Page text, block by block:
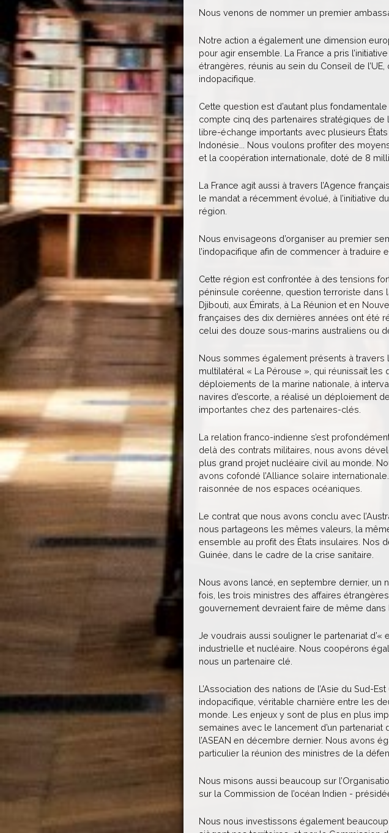
Nous venons de nommer un premier
Notre action a également une dimension
pour agir ensemble. La France a pris
étrangères, réunis au sein du Conseil de
indopacifique.
Cette question est d’autant plus
compte cinq des partenaires stratégiques de
libre-échange importants avec plusieurs
Indonésie... Nous voulons profiter des
et la coopération internationale, doté de 8
La France agit aussi à travers l’Agence
le mandat a récemment évolué, à l’initiative
région.
Nous envisageons d’organiser au premier
l’indopacifique afin de commencer à traduire
Cette région est confrontée à des tensions
péninsule coréenne, question terroriste dans
Djibouti, aux Émirats, à La Réunion et en
françaises des dix dernières années ont été
celui des douze sous-marins australiens ou
Nous sommes également présents à travers
multilatéral « La Pérouse », qui réunissait les
déploiements de la marine nationale, à
navires d’escorte, a réalisé un déploiement
importantes chez des partenaires-clés.
La relation franco-indienne s’est
delà des contrats militaires, nous avons
plus grand projet nucléaire civil au monde.
avons cofondé l’Alliance solaire
raisonnée de nos espaces océaniques.
Le contrat que nous avons conclu avec
nous partageons les mêmes valeurs, la
ensemble au profit des États insulaires. Nos
Guinée, dans le cadre de la crise sanitaire.
Nous avons lancé, en septembre dernier, un
fois, les trois ministres des affaires
gouvernement devraient faire de même dans
Je voudrais aussi souligner le partenariat
industrielle et nucléaire. Nous coopérons
nous un partenaire clé.
L’Association des nations de l’Asie du Sud-
indopacifique, véritable charnière entre les
monde. Les enjeux y sont de plus en plus
semaines avec le lancement d’un
l’ASEAN en décembre dernier. Nous avons
particulier la réunion des ministres de la
Nous misons aussi beaucoup sur
sur la Commission de l’océan Indien -
Nous nous investissons également